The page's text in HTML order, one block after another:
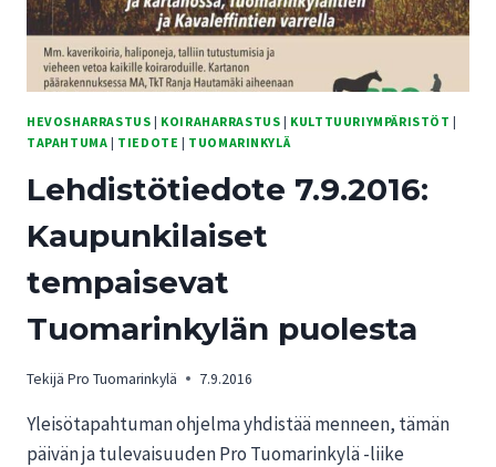
HEVOSHARRASTUS | KOIRAHARRASTUS | KULTTUURIYMPÄRISTÖT |
TAPAHTUMA | TIEDOTE | TUOMARINKYLÄ
Lehdistötiedote 7.9.2016:
Kaupunkilaiset
tempaisevat
Tuomarinkylän puolesta
Tekijä Pro Tuomarinkylä 7.9.2016
Yleisötapahtuman ohjelma yhdistää menneen, tämän
päivän ja tulevaisuuden Pro Tuomarinkylä -liike